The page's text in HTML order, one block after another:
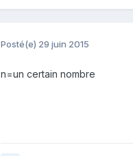
Posté(e) 29 juin 2015
n=un certain nombre